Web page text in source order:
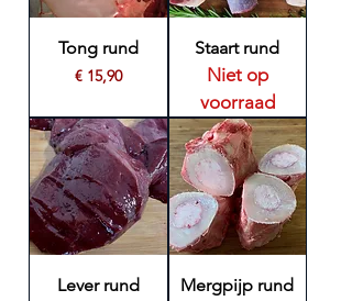
Tong rund
Prijs
€ 15,90
Staart rund
Niet op
voorraad
Lever rund Mergpijp rund